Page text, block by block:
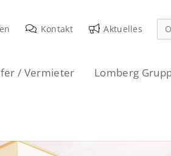
Kontakt Aktuelles
/ Vermieter Lomberg